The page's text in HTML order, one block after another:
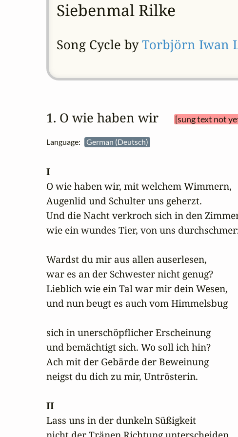
Siebenmal Rilke
Song Cycle byTorbjörn Iwan
1. O wie haben wir [sung text not
Language: German (Deutsch)
I
O wie haben wir, mit welchem Wimmern,
Augenlid und Schulter uns geherzt.
Und die Nacht verkroch sich in den
wie ein wundes Tier, von uns
Wardst du mir aus allen auserlesen,
war es an der Schwester nicht genug?
Lieblich wie ein Tal war mir dein Wesen,
und nun beugt es auch vom Himmelsbug
sich in unerschöpflicher Erscheinung
und bemächtigt sich. Wo soll ich hin?
Ach mit der Gebärde der Beweinung
neigst du dich zu mir, Untrösterin.
II
Lass uns in der dunkeln Süßigkeit